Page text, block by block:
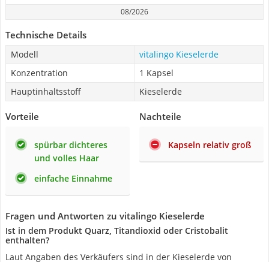
08/2026
Technische Details
Modell
vitalingo Kieselerde
Konzentration
1 Kapsel
Hauptinhaltsstoff
Kieselerde
Vorteile
spürbar dichteres
und volles Haar
einfache Einnahme
Nachteile
Kapseln relativ groß
Fragen und Antworten zu vitalingo Kieselerde
Ist in dem Produkt Quarz, Titandioxid oder Cristobalit
enthalten?
Laut Angaben des Verkäufers sind in der Kieselerde von